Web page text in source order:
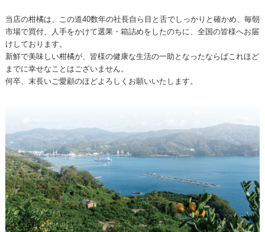
当店の柑橘は、この道40数年の社長自ら目と舌でしっかりと確かめ、毎朝
市場で買付、人手をかけて選果・箱詰めをしたのちに、全国の皆様へお届
けしております。
新鮮で美味しい柑橘が、皆様の健康な生活の一助となったならばこれほど
までに幸せなことはございません。
何卒、末長いご愛顧のほどよろしくお願いいたします。